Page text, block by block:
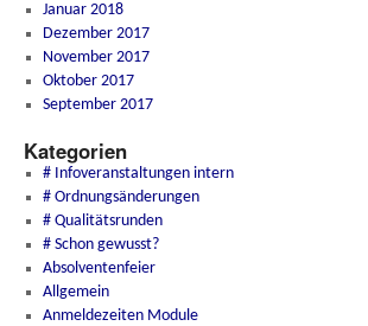
Januar 2018
Dezember 2017
November 2017
Oktober 2017
September 2017
Kategorien
# Infoveranstaltungen intern
# Ordnungsänderungen
# Qualitätsrunden
# Schon gewusst?
Absolventenfeier
Allgemein
Anmeldezeiten Module